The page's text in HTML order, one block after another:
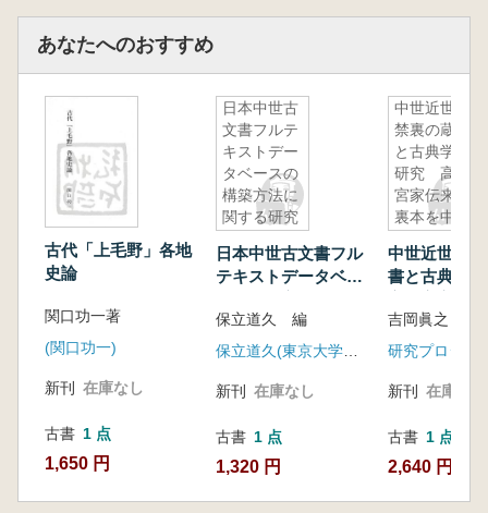
あなたへのおすすめ
古代「上毛野」各地
史論
関口功一著
(関口功一)
新刊 在庫なし
古書 1 点
1,650 円
日本中世古
文書フルテ
キストデー
タベースの
構築方法に
関する研究
日本中世古文書フル
テキストデータベー
る研究
保立道久 編
新刊 在庫なし
古書 1 点
1,320 円
中世近世の
禁裏の蔵書
と古典学の
研究 高松
宮家伝来禁
裏本を中心
究調査報告
2
中世近世の
書と古典学
を中心とし
調査報告2
研究プロジェ
新刊 在庫なし
古書 1 点
2,640 円